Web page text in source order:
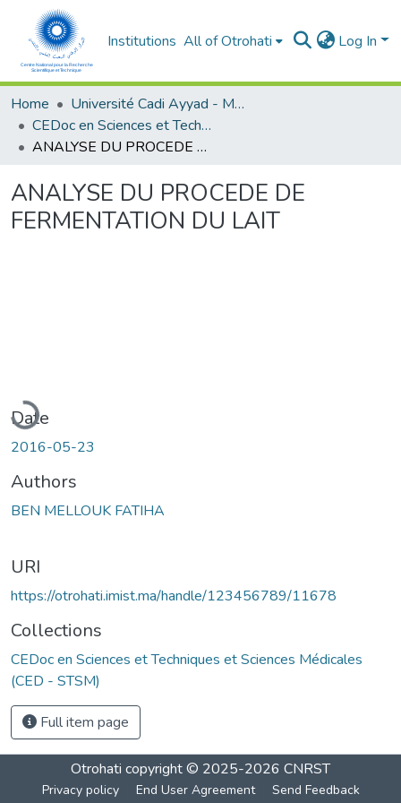
Institutions All of Otrohati Log In
Home
Université Cadi Ayyad - Marrakech
CEDoc en Sciences et Techniques et Sciences Médicales (CED - STSM)
ANALYSE DU PROCEDE DE FERMENTATION DU LAIT
ANALYSE DU PROCEDE DE
FERMENTATION DU LAIT
Date
2016-05-23
Authors
BEN MELLOUK FATIHA
URI
https://otrohati.imist.ma/handle/123456789/11678
Collections
CEDoc en Sciences et Techniques et Sciences Médicales
(CED - STSM)
Full item page
Otrohati copyright © 2025-2026 CNRST
Privacy policy End User Agreement Send Feedback